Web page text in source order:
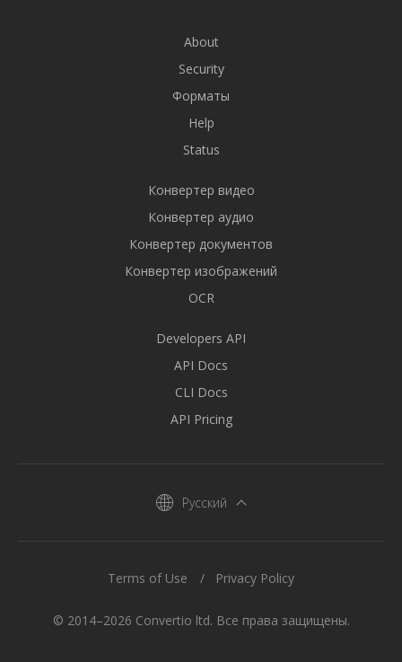
About
Security
Форматы
Help
Status
Конвертер видео
Конвертер аудио
Конвертер документов
Конвертер изображений
OCR
Developers API
API Docs
CLI Docs
API Pricing
Русский
© 2014–2026 Convertio ltd. Все права защищены.
Terms of Use Privacy Policy